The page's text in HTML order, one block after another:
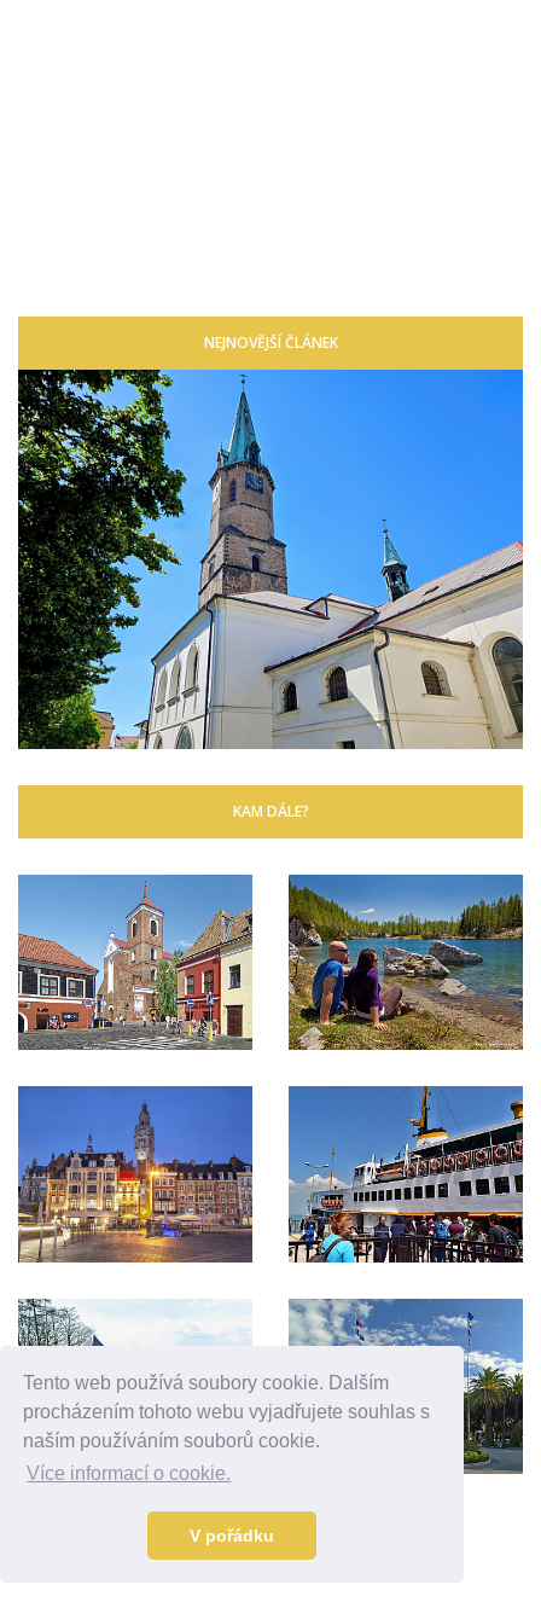
Tento web používá soubory cookie. Dalším
procházením tohoto webu vyjadřujete souhlas s
naším používáním souborů cookie.
Více informací o cookie.
V pořádku
NEJNOVĚJŠÍ ČLÁNEK
KAM DÁLE?